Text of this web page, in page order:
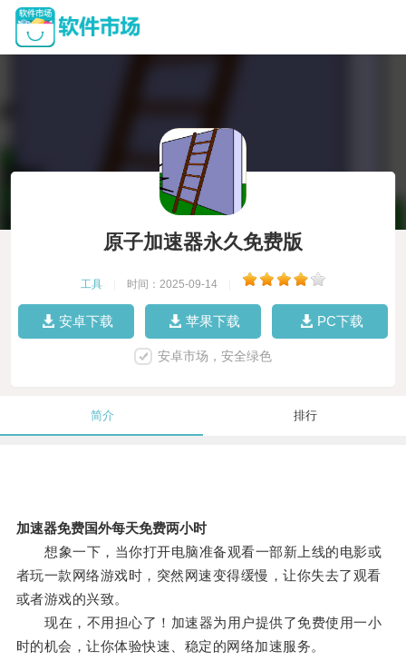
原子加速器永久免费版
工具 时间：2025-09-14
安卓下载 苹果下载 PC下载
安卓市场，安全绿色
简介 排行
加速器免费国外每天免费两小时
想象一下，当你打开电脑准备观看一部新上线的电影或
者玩一款网络游戏时，突然网速变得缓慢，让你失去了观看
或者游戏的兴致。
现在，不用担心了！加速器为用户提供了免费使用一小
时的机会，让你体验快速、稳定的网络加速服务。